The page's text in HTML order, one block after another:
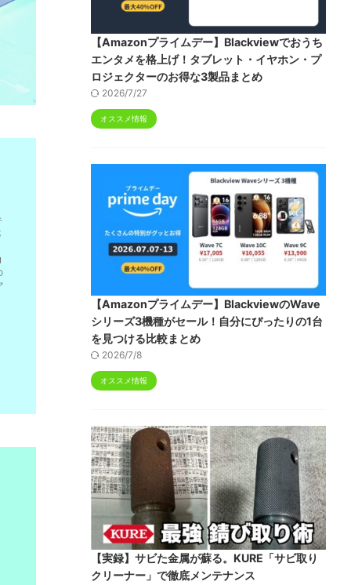
【Amazonプライムデー】Blackviewでおうち
エンタメを格上げ！タブレット・イヤホン・プ
ロジェクターのお得な3製品まとめ
2026/7/27
オススメ情報
【Amazonプライムデー】BlackviewのWave
シリーズ3機種がセール！自分にぴったりの1台
を見つける比較まとめ
2026/7/8
オススメ情報
【実録】サビた金属が蘇る。KURE「サビ取り
クリーナー」で徹底メンテナンス